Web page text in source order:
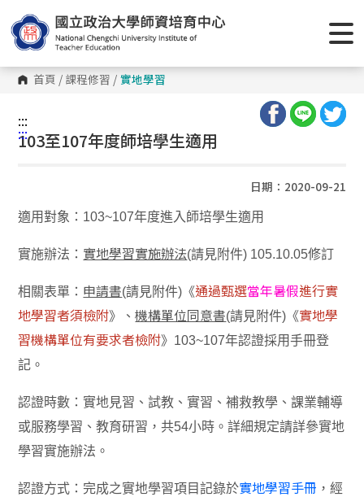
首頁 / 課程修習 / 實地學習
:::
:::
103至107年度師培學生適用
日期：2020-09-21
適用對象：103~107年度進入師培學生適用
實施辦法： 實地學習實施辦法(請見附件) 105.10.05修訂
相關表單： 申請書(請見附件)《通過甄選當年暑假進行實
地學習者須檢附》、機構單位同意書(請見附件)《實地學
習機構單位有要求者檢附》103~107年認證採用手冊登
記。
認證時數：實地見習、試教、實習、補救教學、課業輔導
或服務學習、教育研習，共54小時。詳細規定請詳參實地
學習實施辦法。
認證方式：完成之實地學習項目記錄於實地學習手冊 ，經